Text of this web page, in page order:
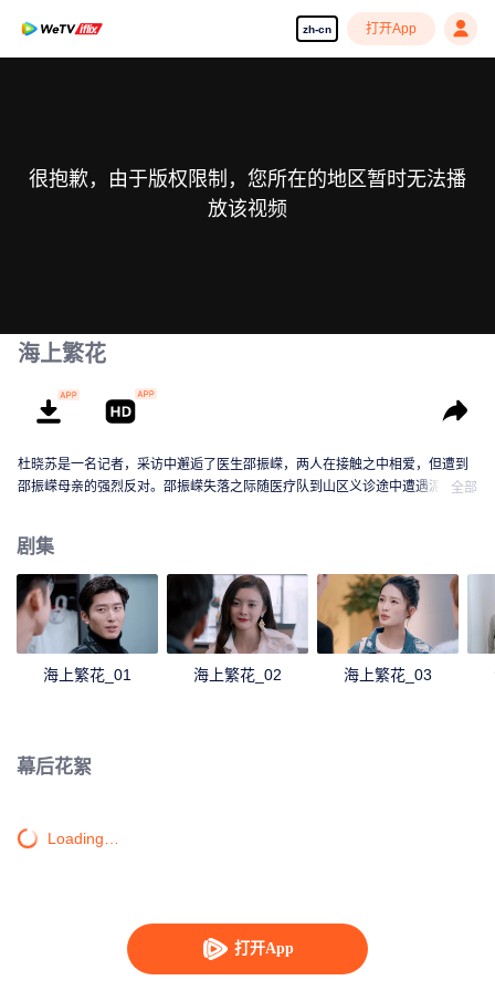
zh-cn 打开App
打开App
很抱歉，由于版权限制，您所在的地区暂时无法播
放该视频
海上繁花
杜晓苏是一名记者，采访中邂逅了医生邵振嵘，两人在接触之中相爱，但遭到
邵振嵘母亲的强烈反对。邵振嵘失落之际随医疗队到山区义诊途中遭遇泥石流
默默地在暗中帮助她。这引起了富家女蒋繁禄的不满，她用各种理由在工作上
刁难杜晓苏。林向远为了自己能够出人头地，联合宇天对手想方设法陷害雷宇
峥，致使宇天集团险些破产。杜晓苏用计戳穿林向远的阴谋。在杜晓苏的帮助
和鼓励下，雷宇铮重新振兴宇天，将林向远的阴谋一一化解，在这个过程中，
杜晓苏和雷宇铮破除了两人之间的误会与偏见。
全部
剧集
海上繁花_01 海上繁花_02 海上繁花_03
幕后花絮
Loading…